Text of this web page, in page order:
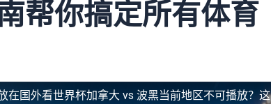
帮你搞定所有体育
在国外看世界杯加拿大 vs 波黑当前地区不可播放？这